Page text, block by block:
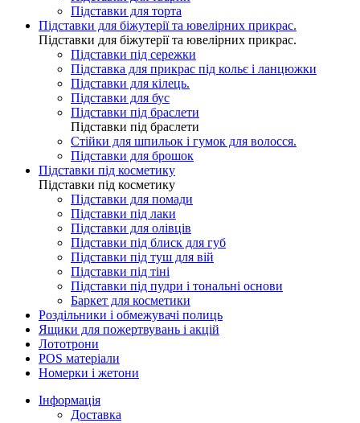
Підставки для торта
Підставки для біжутерії та ювелірниx прикрас.
Підставки для біжутерії та ювелірниx прикрас.
Підставки під сережки
Підставка для прикрас під кольє і ланцюжки
Підставки для кілець.
Підставки для бус
Підставки під браслети
Підставки під браслети
Стійки для шпильок і гумок для волосся.
Підставки для брошок
Підставки під косметику
Підставки під косметику
Підставки для помади
Підставки під лаки
Підставки для олівців
Підставки під блиск для губ
Підставки під туш для вій
Підставки під тіні
Підставки під пудри і тональні основи
Баркет для косметики
Роздільники і обмежувачі полиць
Ящики для пожертвувань і акцій
Лототрони
POS матеріали
Номерки і жетони
Інформація
Доставка